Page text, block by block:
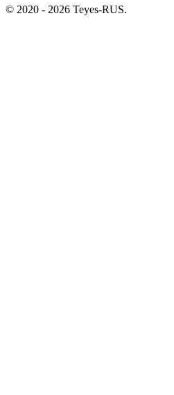
© 2020 - 2026 Teyes-RUS.